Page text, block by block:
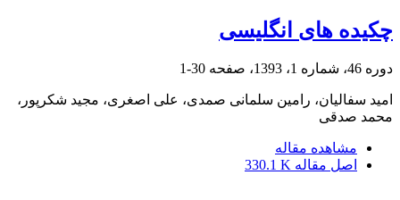
چکیده های انگلیسی
دوره 46، شماره 1، 1393، صفحه 30-1
امید سفالیان، رامین سلمانی صمدی، علی اصغری، مجید شکرپور،
محمد صدقی
مشاهده مقاله
اصل مقاله 330.1 K